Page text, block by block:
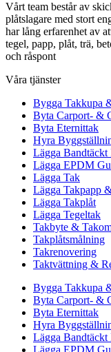
Vårt team består av
plåtslagare med stort
har lång erfarenhet av
tegel, papp, plåt, trä,
och råspont
Våra tjänster
Bygga Takkupa
Byta Carport- &
Byta Eternittak
Hyra
Lägga Bandtäckt
Lägga EPDM
Lägga Tak
Lägga Takpapp
Lägga Takplåt
Lägga Tegeltak
Takbyte &
Takplåtsmålning
Takrenovering
Taktvättning &
Bygga Takkupa
Byta Carport- &
Byta Eternittak
Hyra
Lägga Bandtäckt